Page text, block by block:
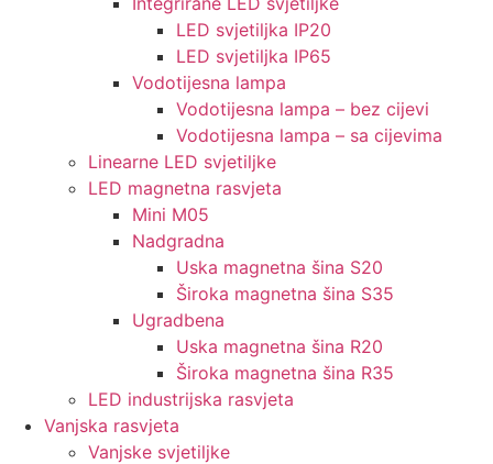
LED svjetiljka IP20
LED svjetiljka IP65
Vodotijesna lampa
Vodotijesna lampa – bez cijevi
Vodotijesna lampa – sa cijevima
Linearne LED svjetiljke
LED magnetna rasvjeta
Mini M05
Nadgradna
Uska magnetna šina S20
Široka magnetna šina S35
Ugradbena
Uska magnetna šina R20
Široka magnetna šina R35
LED industrijska rasvjeta
Vanjska rasvjeta
Vanjske svjetiljke